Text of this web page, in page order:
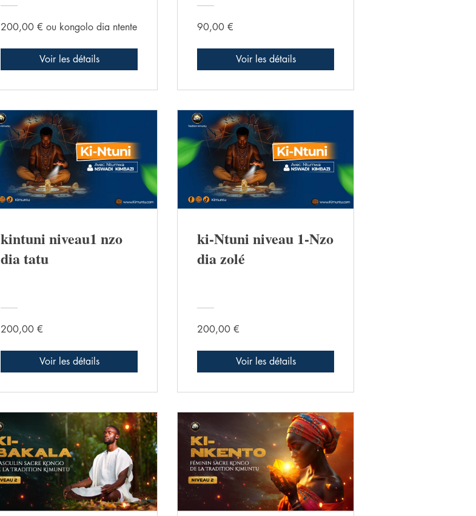
200,00 € ou kongolo dia ntente
Voir les détails
renforcement du
bouclier aurique
90,00 €
Voir les détails
kintuni niveau1 nzo
dia tatu
200,00 €
Voir les détails
ki-Ntuni niveau 1-Nzo
dia zolé
200,00 €
Voir les détails